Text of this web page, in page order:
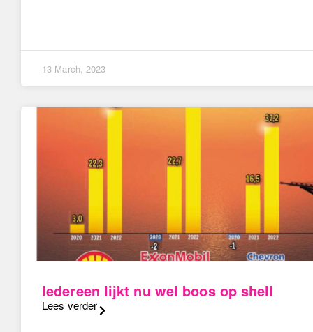
13 March, 2023
Iedereen lijkt nu wel boos op shell
Lees verder